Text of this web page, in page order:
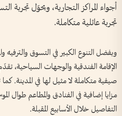
أجواء المراكز التجارية، ويحوّل تجربة
تجربة عائلية متكاملة.
وبفضل التنوع الكبير في التسوق والترفيه
صيفية متكاملة لا مثيل لها في المدينة.
مزايا إضافية في الفنادق والمطاعم طوال
التفاصيل خلال الأسابيع المقبلة.